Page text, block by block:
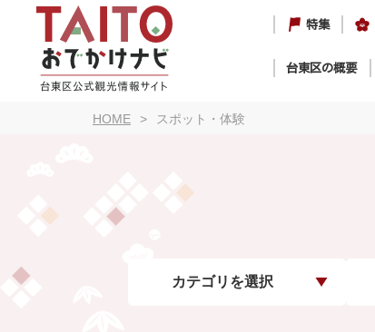
特集
台東区の概要
HOME スポット・体験
カテゴリを選択